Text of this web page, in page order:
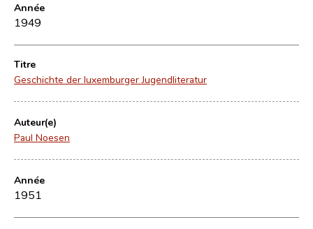
Année
1949
Titre
Geschichte der luxemburger Jugendliteratur
Auteur(e)
Paul Noesen
Année
1951